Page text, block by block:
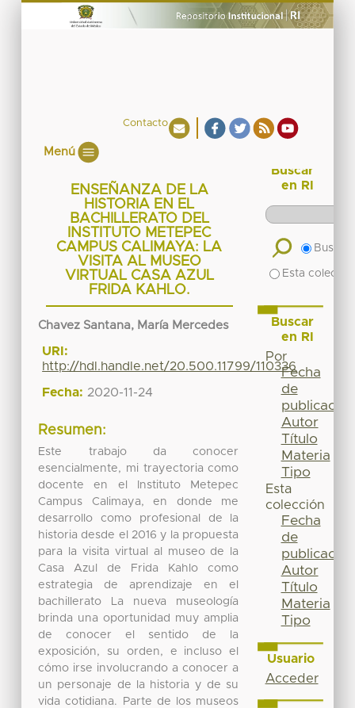
Contacto
Menú
ENSEÑANZA DE LA
HISTORIA EN EL
BACHILLERATO DEL
INSTITUTO METEPEC
CAMPUS CALIMAYA: LA
VISITA AL MUSEO
VIRTUAL CASA AZUL
FRIDA KAHLO.
Chavez Santana, María Mercedes
URI:
http://hdl.handle.net/20.500.11799/110336
Fecha: 2020-11-24
Resumen:
Este trabajo da conocer
esencialmente, mi trayectoria como
docente en el Instituto Metepec
Campus Calimaya, en donde me
desarrollo como profesional de la
historia desde el 2016 y la propuesta
para la visita virtual al museo de la
Casa Azul de Frida Kahlo como
estrategia de aprendizaje en el
bachillerato La nueva museología
brinda una oportunidad muy amplia
de conocer el sentido de la
exposición, su orden, e incluso el
cómo irse involucrando a conocer a
un personaje de la historia y de su
vida cotidiana. Parte de los museos
Buscar
en RI
Buscar
Esta
Buscar
en RI
Por
Fecha
de
publicación
Autor
Título
Materia
Tipo
Esta
colección
Fecha
de
publicación
Autor
Título
Materia
Tipo
Usuario
Acceder